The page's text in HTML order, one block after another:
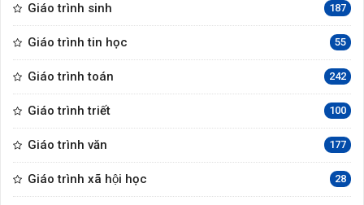
Giáo trình sinh 187
Giáo trình tin học 55
Giáo trình toán 242
Giáo trình triết 100
Giáo trình văn 177
Giáo trình xã hội học 28